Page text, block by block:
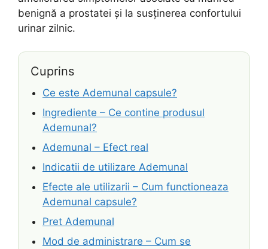
benignă a prostatei și la susținerea confortului
urinar zilnic.
Cuprins
Ce este Ademunal capsule?
Ingrediente – Ce contine produsul
Ademunal?
Ademunal – Efect real
Indicatii de utilizare Ademunal
Efecte ale utilizarii – Cum functioneaza
Ademunal capsule?
Pret Ademunal
Mod de administrare – Cum se